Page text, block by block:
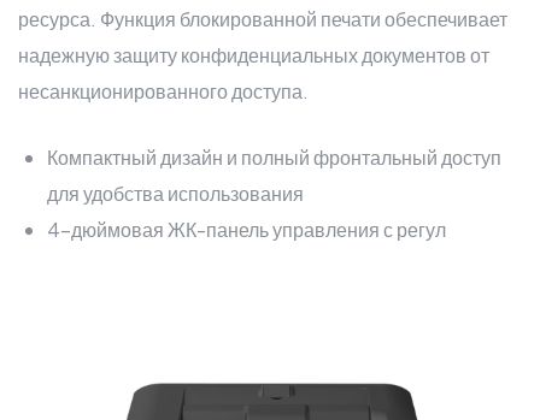
ресурса. Функция блокированной печати обеспечивает
надежную защиту конфиденциальных документов от
несанкционированного доступа.
Компактный дизайн и полный фронтальный доступ
для удобства использования
4-дюймовая ЖК-панель управления с регул